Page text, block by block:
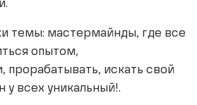
темы: мастермайнды, где все
опытом,
прорабатывать, искать свой
у всех уникальный!.